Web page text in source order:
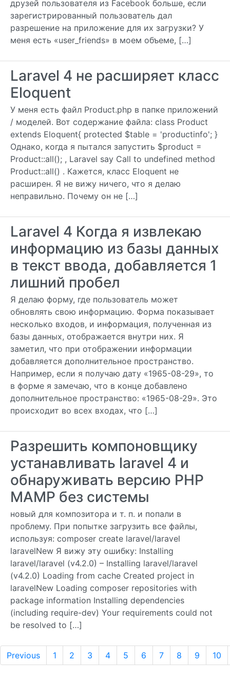
друзей пользователя из Facebook больше, если
зарегистрированный пользователь дал
разрешение на приложение для их загрузки? У
меня есть «user_friends» в моем объеме, […]
Laravel 4 не расширяет класс
Eloquent
У меня есть файл Product.php в папке приложений
/ моделей. Вот содержание файла: class Product
extends Eloquent{ protected $table = 'productinfo'; }
Однако, когда я пытался запустить $product =
Product::all(); , Laravel say Call to undefined method
Product::all() . Кажется, класс Eloquent не
расширен. Я не вижу ничего, что я делаю
неправильно. Почему он не […]
Laravel 4 Когда я извлекаю
информацию из базы данных
в текст ввода, добавляется 1
лишний пробел
Я делаю форму, где пользователь может
обновлять свою информацию. Форма показывает
несколько входов, и информация, полученная из
базы данных, отображается внутри них. Я
заметил, что при отображении информации
добавляется дополнительное пространство.
Например, если я получаю дату «1965-08-29», то
в форме я замечаю, что в конце добавлено
дополнительное пространство: «1965-08-29». Это
происходит во всех входах, что […]
Разрешить компоновщику
устанавливать laravel 4 и
обнаруживать версию PHP
MAMP без системы
новый для композитора и т. п. и попали в
проблему. При попытке загрузить все файлы,
используя: composer create laravel/laravel
laravelNew Я вижу эту ошибку: Installing
laravel/laravel (v4.2.0) – Installing laravel/laravel
(v4.2.0) Loading from cache Created project in
laravelNew Loading composer repositories with
package information Installing dependencies
(including require-dev) Your requirements could not
be resolved to […]
Previous 1 2 3 4 5 6 7 8 9 10